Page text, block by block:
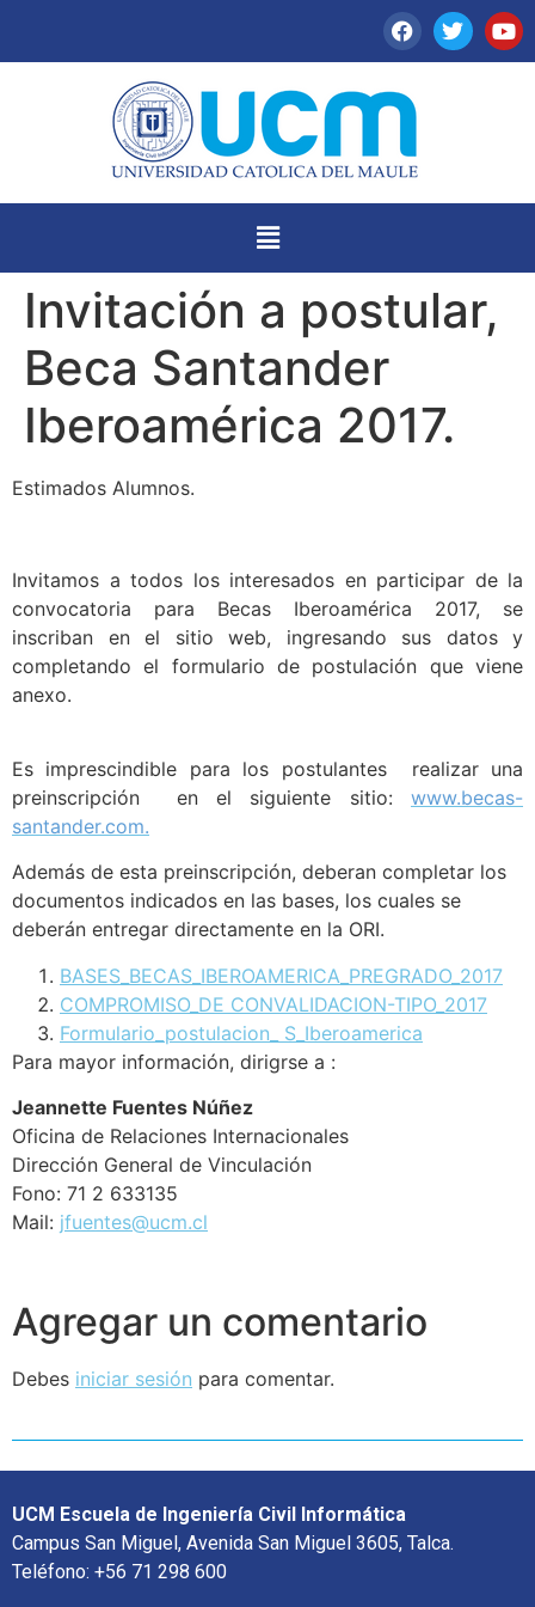
Invitación a postular,
Beca Santander
Iberoamérica 2017.
Estimados Alumnos.
Invitamos a todos los interesados en participar de la
convocatoria para Becas Iberoamérica 2017, se
inscriban en el sitio web, ingresando sus datos y
completando el formulario de postulación que viene
anexo.
Es imprescindible para los postulantes realizar una
preinscripción en el siguiente sitio: www.becas-
santander.com.
Además de esta preinscripción, deberan completar los
documentos indicados en las bases, los cuales se
deberán entregar directamente en la ORI.
BASES_BECAS_IBEROAMERICA_PREGRADO_2017
COMPROMISO_DE CONVALIDACION-TIPO_2017
Formulario_postulacion_ S_Iberoamerica
Para mayor información, dirigrse a :
Jeannette Fuentes Núñez
Oficina de Relaciones Internacionales
Dirección General de Vinculación
Fono: 71 2 633135
Mail: jfuentes@ucm.cl
Agregar un comentario
Debes iniciar sesión para comentar.
UCM Escuela de Ingeniería Civil Informática
Campus San Miguel, Avenida San Miguel 3605, Talca.
Teléfono: +56 71 298 600